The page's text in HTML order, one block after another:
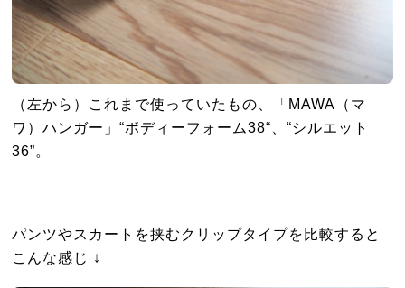
（左から）これまで使っていたもの、「MAWA（マ
ワ）ハンガー」“ボディーフォーム38“、“シルエット
36”。
パンツやスカートを挟むクリップタイプを比較すると
こんな感じ ↓